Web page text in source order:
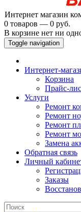
Интернет магазин
0 товаров — 0 руб.
В корзине нет ни
Toggle navigation
Интернет-
Корзина
Прайс-
Услуги
Ремонт
Ремонт
Ремонт
Ремонт
Замена
Обратная связь
Личный
Заказы